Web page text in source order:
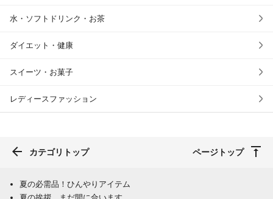
水・ソフトドリンク・お茶
ダイエット・健康
スイーツ・お菓子
レディースファッション
カテゴリトップ ページトップ
夏の必需品！ひんやりアイテム